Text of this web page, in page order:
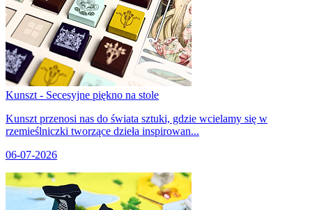
Kunszt - Secesyjne piękno na stole
Kunszt przenosi nas do świata sztuki, gdzie wcielamy się w
rzemieślniczki tworzące dzieła inspirowan...
06-07-2026